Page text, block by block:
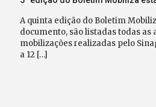
A quinta edição do Boletim
documento, são listadas todas as
mobilizações realizadas pelo
a 12 […]